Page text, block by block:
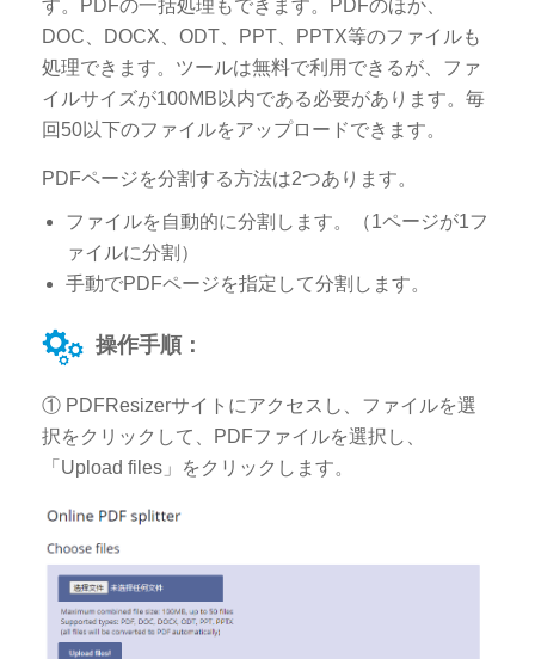
す。PDFの一括処理もできます。PDFのほか、
DOC、DOCX、ODT、PPT、PPTX等のファイルも
処理できます。ツールは無料で利用できるが、ファ
イルサイズが100MB以内である必要があります。毎
回50以下のファイルをアップロードできます。
PDFページを分割する方法は2つあります。
ファイルを自動的に分割します。（1ページが1フ
ァイルに分割）
手動でPDFページを指定して分割します。
操作手順：
① PDFResizerサイトにアクセスし、ファイルを選
択をクリックして、PDFファイルを選択し、
「Upload files」をクリックします。